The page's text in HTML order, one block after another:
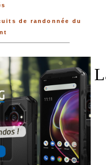
de randonnée du